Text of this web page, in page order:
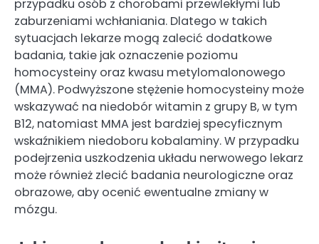
przypadku osób z chorobami przewlekłymi lub
zaburzeniami wchłaniania. Dlatego w takich
sytuacjach lekarze mogą zalecić dodatkowe
badania, takie jak oznaczenie poziomu
homocysteiny oraz kwasu metylomalonowego
(MMA). Podwyższone stężenie homocysteiny może
wskazywać na niedobór witamin z grupy B, w tym
B12, natomiast MMA jest bardziej specyficznym
wskaźnikiem niedoboru kobalaminy. W przypadku
podejrzenia uszkodzenia układu nerwowego lekarz
może również zlecić badania neurologiczne oraz
obrazowe, aby ocenić ewentualne zmiany w
mózgu.